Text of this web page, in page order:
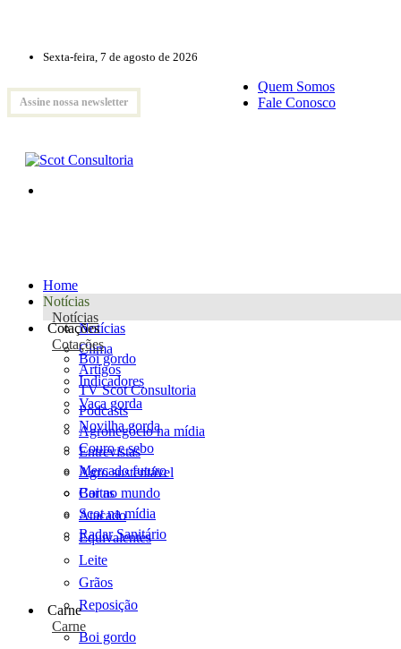
Sexta-feira, 7 de agosto de 2026
Assine nossa newsletter
Quem Somos
Fale Conosco
Home
Notícias
Notícias
Notícias
Clima
Artigos
TV Scot Consultoria
Podcasts
Agronegócio na mídia
Entrevistas
Agro sustentável
Cartas
Scot na mídia
Radar Sanitário
Cotações
Cotações
Boi gordo
Indicadores
Vaca gorda
Novilha gorda
Couro e sebo
Mercado futuro
Boi no mundo
Atacado
Equivalentes
Leite
Grãos
Reposição
Carne
Carne
Boi gordo